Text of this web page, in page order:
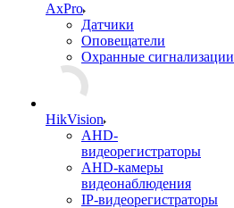
AxPro
Датчики
Оповещатели
Охранные сигнализации
HikVision
AHD-
видеорегистраторы
AHD-камеры
видеонаблюдения
IP-видеорегистраторы